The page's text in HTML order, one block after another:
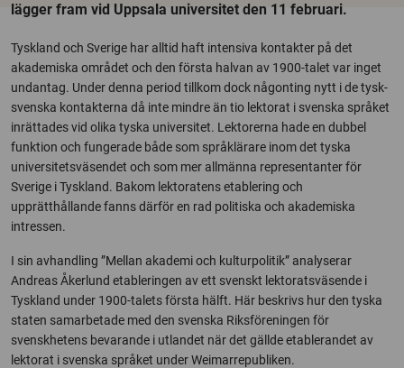
lägger fram vid Uppsala universitet den 11 februari.
Tyskland och Sverige har alltid haft intensiva kontakter på det
akademiska området och den första halvan av 1900-talet var inget
undantag. Under denna period tillkom dock någonting nytt i de tysk-
svenska kontakterna då inte mindre än tio lektorat i svenska språket
inrättades vid olika tyska universitet. Lektorerna hade en dubbel
funktion och fungerade både som språklärare inom det tyska
universitetsväsendet och som mer allmänna representanter för
Sverige i Tyskland. Bakom lektoratens etablering och
upprätthållande fanns därför en rad politiska och akademiska
intressen.
I sin avhandling ”Mellan akademi och kulturpolitik” analyserar
Andreas Åkerlund etableringen av ett svenskt lektoratsväsende i
Tyskland under 1900-talets första hälft. Här beskrivs hur den tyska
staten samarbetade med den svenska Riksföreningen för
svenskhetens bevarande i utlandet när det gällde etablerandet av
lektorat i svenska språket under Weimarrepubliken.